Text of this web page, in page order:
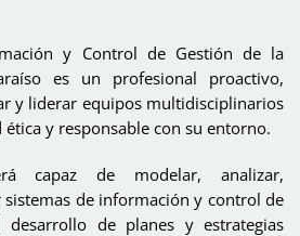
y Control de Gestión de la
es un profesional proactivo,
y liderar equipos multidisciplinarios
y responsable con su entorno.
capaz de modelar, analizar,
de información y control de
desarrollo de planes y estrategias